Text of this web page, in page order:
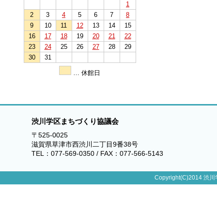
1
2
3 4 5 6 7
8
9
10 11 12 13 14
15
16
17 18 19 20 21
22
23
24 25 26 27 28
29
30
31
… 休館日
渋川学区まちづくり協議会
〒525-0025
滋賀県草津市西渋川二丁目9番38号
TEL：077-569-0350 / FAX：077-566-5143
Copyright(C)2014 渋川